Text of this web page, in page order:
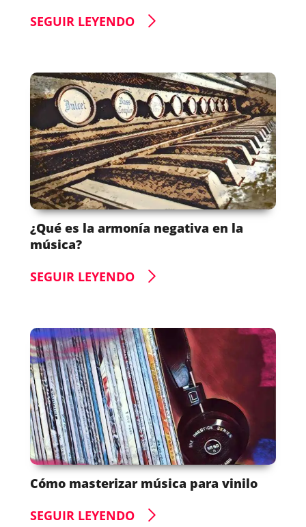
SEGUIR LEYENDO
¿Qué es la armonía negativa en la
música?
SEGUIR LEYENDO
Cómo masterizar música para vinilo
SEGUIR LEYENDO